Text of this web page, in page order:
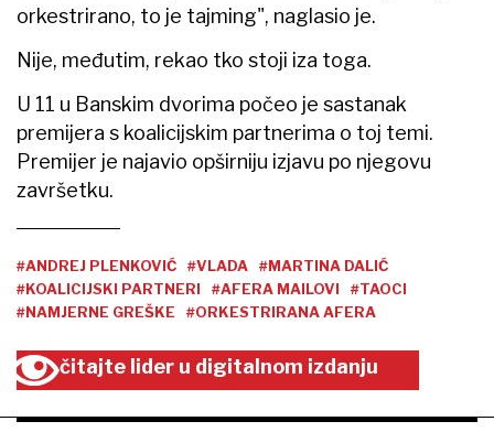
orkestrirano, to je tajming", naglasio je.
Nije, međutim, rekao tko stoji iza toga.
U 11 u Banskim dvorima počeo je sastanak
premijera s koalicijskim partnerima o toj temi.
Premijer je najavio opširniju izjavu po njegovu
završetku.
#ANDREJ PLENKOVIĆ #VLADA
#MARTINA DALIĆ
#KOALICIJSKI PARTNERI
#AFERA MAILOVI
#TAOCI
#NAMJERNE GREŠKE
#ORKESTRIRANA AFERA
čitajte lider u digitalnom izdanju